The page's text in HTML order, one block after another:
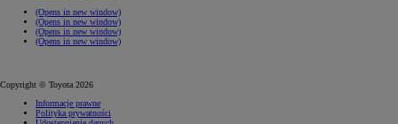
(Opens in new window)
(Opens in new window)
(Opens in new window)
(Opens in new window)
Copyright © Toyota 2026
Informacje prawne
Polityka prywatności